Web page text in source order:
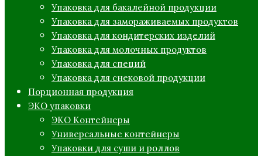
Упаковка для бакалейной продукции
Упаковка для замораживаемых продуктов
Упаковка для кондитерских изделий
Упаковка для молочных продуктов
Упаковка для специй
Упаковка для снековой продукции
Порционная продукция
ЭКО упаковки
ЭКО Контейнеры
Универсальные контейнеры
Упаковки для суши и роллов